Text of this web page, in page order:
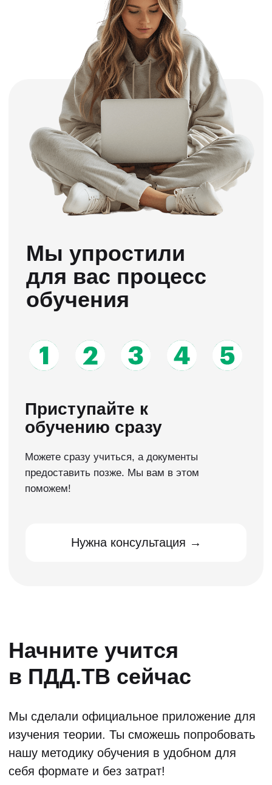
управлению автомобилем.